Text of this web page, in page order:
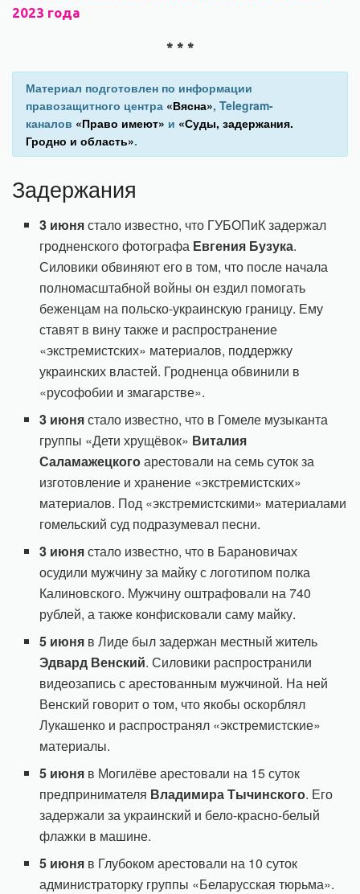
2023 года
* * *
Материал подготовлен по информации
правозащитного центра «Вясна», Telegram-
каналов «Право имеют» и «Суды, задержания.
Гродно и область».
Задержания
3 июнястало известно, что ГУБОПиК задержал
гродненского фотографа Евгения Бузука.
Силовики обвиняют его в том, что после начала
полномасштабной войны он ездил помогать
беженцам на польско-украинскую границу. Ему
ставят в вину также и распространение
«экстремистских» материалов, поддержку
украинских властей. Гродненца обвинили в
«русофобии и змагарстве».
3 июнястало известно, что в Гомеле музыканта
группы «Дети хрущёвок» Виталия
Саламажецкогоарестовали на семь суток за
изготовление и хранение «экстремистских»
материалов. Под «экстремистскими» материалами
гомельский суд подразумевал песни.
3 июнястало известно, что в Барановичах
осудили мужчину за майку с логотипом полка
Калиновского. Мужчину оштрафовали на 740
рублей, а также конфисковали саму майку.
5 июня в Лиде был задержан местный житель
Эдвард Венский. Силовики распространили
видеозапись с арестованным мужчиной. На ней
Венский говорит о том, что якобы оскорблял
Лукашенко и распространял «экстремистские»
материалы.
5 июня в Могилёве арестовали на 15 суток
предпринимателя Владимира Тычинского. Его
задержали за украинский и бело-красно-белый
флажки в машине.
5 июня в Глубоком арестовали на 10 суток
администраторку группы «Беларусская тюрьма».